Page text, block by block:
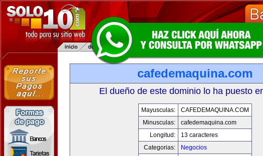
cafedemaquina.com
El dueño de este dominio lo ha puesto
Mayusculas:
CAFEDEMAQUINA.COM
Minusculas:
cafedemaquina.com
Longitud:
13 caracteres
Categorias:
Negocios